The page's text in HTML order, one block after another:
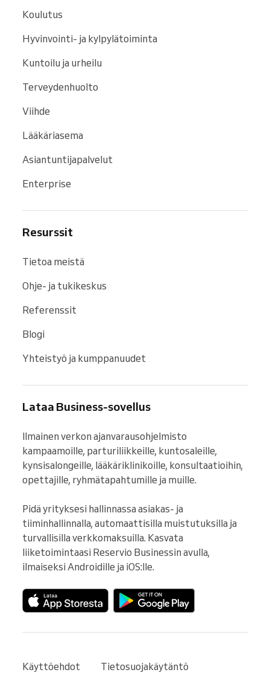
Koulutus
Hyvinvointi- ja kylpylätoiminta
Kuntoilu ja urheilu
Terveydenhuolto
Viihde
Lääkäriasema
Asiantuntijapalvelut
Enterprise
Resurssit
Tietoa meistä
Ohje- ja tukikeskus
Referenssit
Blogi
Yhteistyö ja kumppanuudet
Lataa Business-sovellus
Ilmainen verkon ajanvarausohjelmisto
kampaamoille, parturiliikkeille, kuntosaleille,
kynsisalongeille, lääkäriklinikoille, konsultaatioihin,
opettajille, ryhmätapahtumille ja muille.
Pidä yrityksesi hallinnassa asiakas- ja
tiiminhallinnalla, automaattisilla muistutuksilla ja
turvallisilla verkkomaksuilla. Kasvata
liiketoimintaasi Reservio Businessin avulla,
ilmaiseksi Androidille ja iOS:lle.
Käyttöehdot
Tietosuojakäytäntö